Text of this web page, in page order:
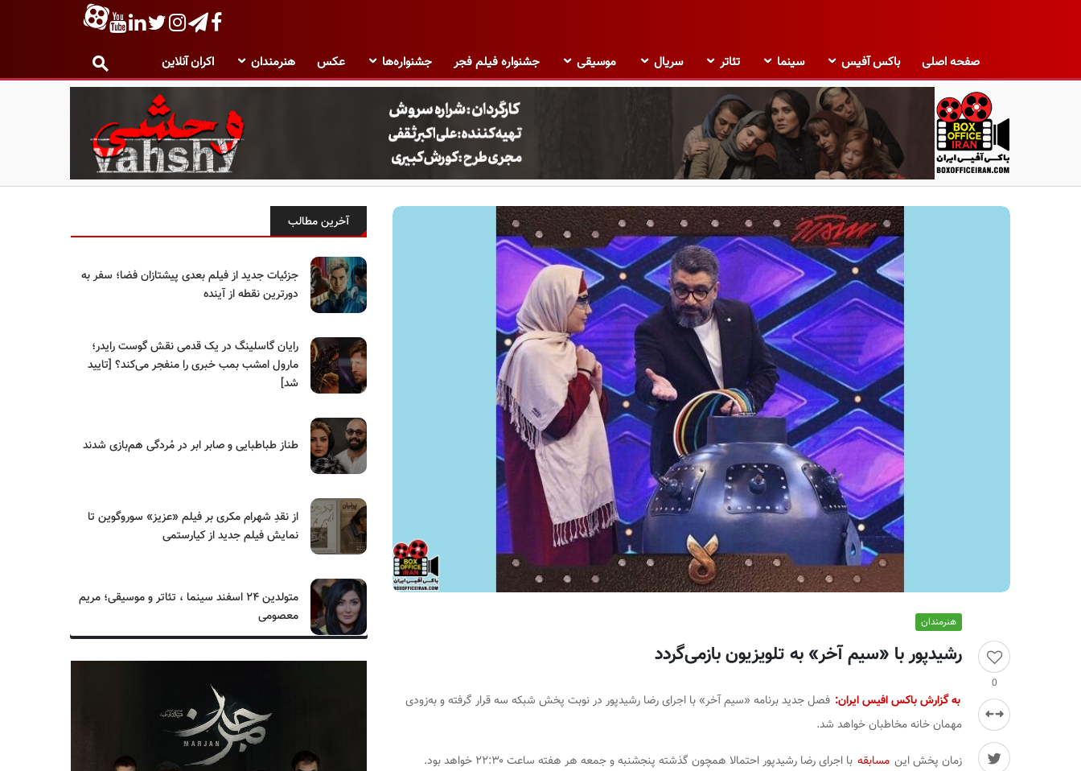
صفحه اصلی باکس آفیس سینما تئاتر سریال موسیقی جشنواره فیلم فجر جشنواره‌ها عکس هنرمندان اکران آنلاین
ب
0
هنرمندان
رشیدپور با «سیم آخر» به تلویزیون بازمی‌گردد
به گزارش باکس افیس ایران: فصل جدید برنامه «سیم آخر» با اجرای رضا رشیدپور در نوبت پخش شبکه سه قرار گرفته و به‌زودی
مهمان خانه مخاطبان خواهد شد.
زمان پخش این مسابقه با اجرای رضا رشیدپور احتمالا همچون گذشته پنجشنبه و جمعه هر هفته ساعت ۲۲:۳۰ خواهد بود.
آخرین مطالب
جزئیات جدید از فیلم بعدی پیشتازان فضا؛ سفر به
دورترین نقطه از آینده
رایان گاسلینگ در یک قدمی نقش گوست رایدر؛
مارول امشب بمب خبری را منفجر می‌کند؟ [تایید
شد]
طناز طباطبایی و صابر ابر در مُردگی هم‌بازی شدند
از نقدِ شهرام مکری بر فیلم «عزیز» سوروگوین تا
نمایش فیلم جدید از کیارستمی
متولدین ۲۴ اسفند سینما ، تئاتر و موسیقی؛ مریم
معصومی